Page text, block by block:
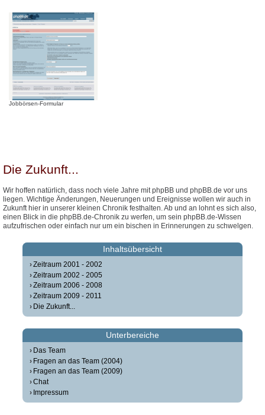
Jobbörsen-Formular
Die Zukunft...
Wir hoffen natürlich, dass noch viele Jahre mit phpBB und phpBB.de vor uns
liegen. Wichtige Änderungen, Neuerungen und Ereignisse wollen wir auch in
Zukunft hier in unserer kleinen Chronik festhalten. Ab und an lohnt es sich also,
einen Blick in die phpBB.de-Chronik zu werfen, um sein phpBB.de-Wissen
aufzufrischen oder einfach nur um ein bischen in Erinnerungen zu schwelgen.
Inhaltsübersicht
Zeitraum 2001 - 2002
Zeitraum 2002 - 2005
Zeitraum 2006 - 2008
Zeitraum 2009 - 2011
Die Zukunft...
Unterbereiche
Das Team
Fragen an das Team (2004)
Fragen an das Team (2009)
Chat
Impressum